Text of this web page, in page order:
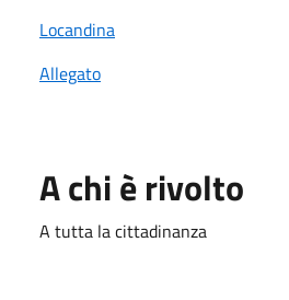
Locandina
Allegato
A chi è rivolto
A tutta la cittadinanza